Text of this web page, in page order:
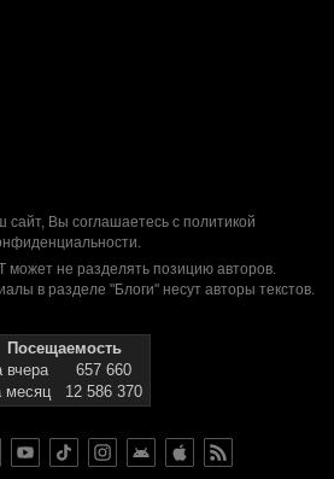
сайт, Вы соглашаетесь с политикой
.
может не разделять позицию авторов.
в разделе "Блоги" несут авторы текстов.
Посещаемость
вчера
657 660
месяц
12 586 370